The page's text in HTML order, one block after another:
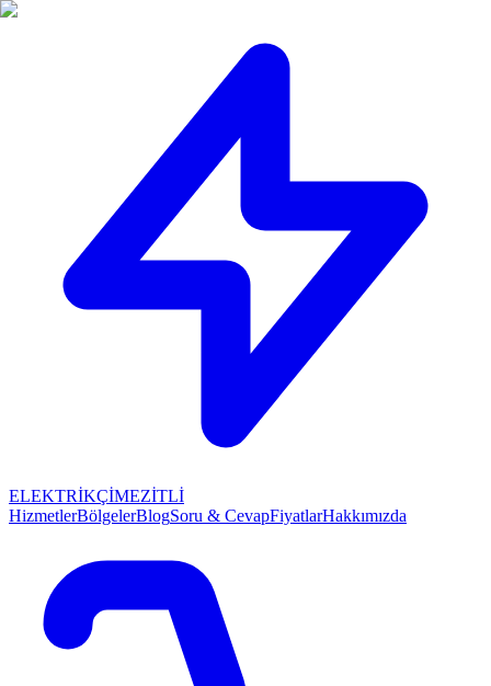
🔴
ELEKTRİKÇİMEZİTLİ
HizmetlerBölgelerBlogSoru & CevapFiyatlarHakkımızda